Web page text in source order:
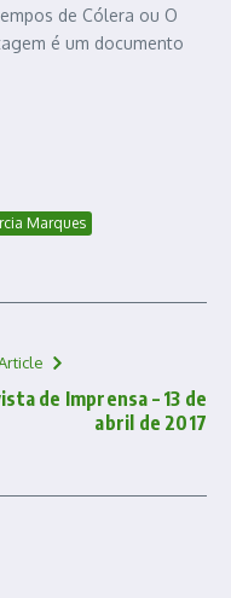
de Cólera ou O
é um documento
Marques
de Imprensa – 13 de
abril de 2017